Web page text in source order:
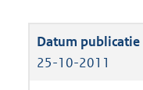
25-10-2011